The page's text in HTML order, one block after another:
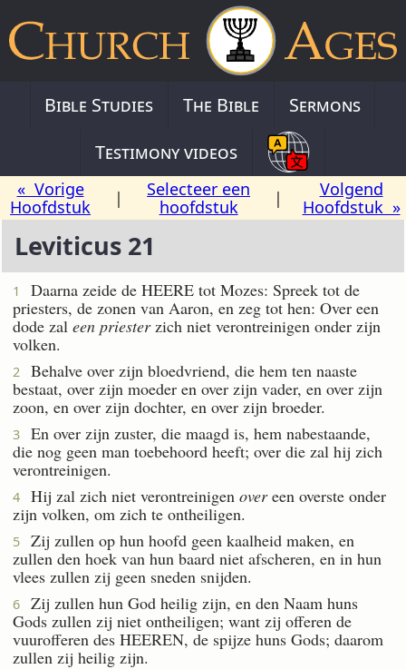
Bible Studies The Bible
Sermons
Testimony videos
« Vorige
Hoofdstuk
|
Selecteer een
hoofdstuk
|
Volgend
Hoofdstuk »
Leviticus 21
1
Daarna zeide de HEERE tot Mozes: Spreek tot de
priesters, de zonen van Aaron, en zeg tot hen: Over een
dode zal een priesterzich niet verontreinigen onder zijn
volken.
2
Behalve over zijn bloedvriend, die hem ten naaste
bestaat, over zijn moeder en over zijn vader, en over zijn
zoon, en over zijn dochter, en over zijn broeder.
3
En over zijn zuster, die maagd is, hem nabestaande,
die nog geen man toebehoord heeft; over die zal hij zich
verontreinigen.
4 Hij zal zich niet verontreinigen overeen overste onder
zijn volken, om zich te ontheiligen.
5
Zij zullen op hun hoofd geen kaalheid maken, en
zullen den hoek van hun baard niet afscheren, en in hun
vlees zullen zij geen sneden snijden.
6
Zij zullen hun God heilig zijn, en den Naam huns
Gods zullen zij niet ontheiligen; want zij offeren de
vuurofferen des HEEREN, de spijze huns Gods; daarom
zullen zij heilig zijn.